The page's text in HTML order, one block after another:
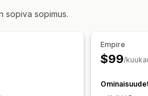
optimointi
sopiva sopimus.
Empire
$99/